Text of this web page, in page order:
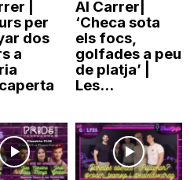
|
per
dos
a
Al Carrer|
‘Checa sota
els focs,
golfades a peu
de platja’ |
Les...